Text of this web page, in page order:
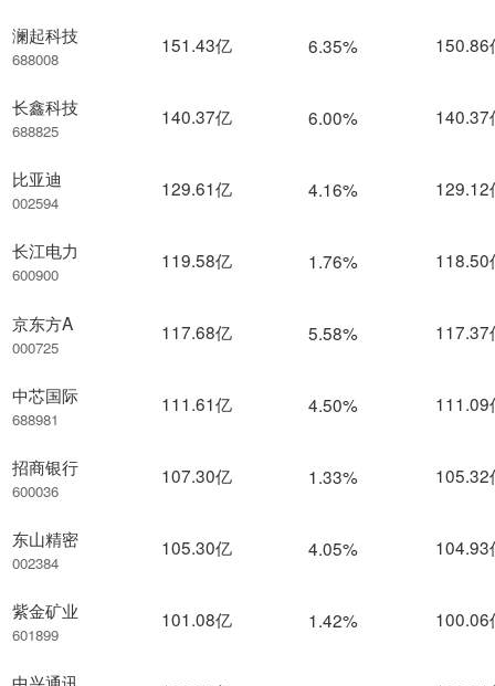
澜起科技
688008
长鑫科技
688825
比亚迪
002594
长江电力
600900
京东方A
000725
中芯国际
688981
招商银行
600036
东山精密
002384
紫金矿业
601899
151.43亿 6.35% 150.86
140.37亿 6.00% 140.37
129.61亿 4.16% 129.12
119.58亿 1.76% 118.50
117.68亿 5.58% 117.37
111.61亿 4.50% 111.09
107.30亿 1.33% 105.32
105.30亿 4.05% 104.93
101.08亿 1.42% 100.06